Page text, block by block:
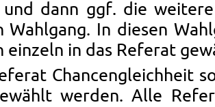
dann ggf. die
Wahl­gang. In diesen
einzeln in das Referat
Chan­cen­gle­ich­heit
wer­den. Alle